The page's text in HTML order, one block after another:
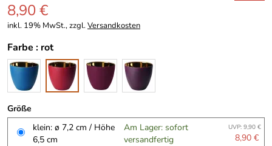
8,90 €
inkl. 19% MwSt., zzgl.Versandkosten
Farbe : rot
Größe
klein: ø 7,2 cm / Höhe
6,5 cm
Am Lager: sofort
versandfertig
UVP: 9,90 €
8,90 €